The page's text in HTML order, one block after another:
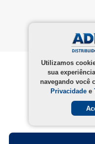
Utilizamos
sua
navegando você
Privacidade e